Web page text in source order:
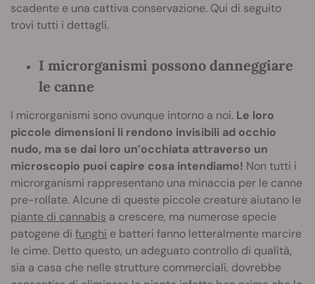
scadente e una cattiva conservazione. Qui di seguito
trovi tutti i dettagli.
I microrganismi possono danneggiare
le canne
I microrganismi sono ovunque intorno a noi. Le loro
piccole dimensioni li rendono invisibili ad occhio
nudo, ma se dai loro un’occhiata attraverso un
microscopio puoi capire cosa intendiamo! Non tutti i
microrganismi rappresentano una minaccia per le canne
pre-rollate. Alcune di queste piccole creature aiutano le
piante di cannabis a crescere, ma numerose specie
patogene di funghi e batteri fanno letteralmente marcire
le cime. Detto questo, un adeguato controllo di qualità,
sia a casa che nelle strutture commerciali, dovrebbe